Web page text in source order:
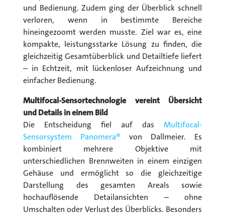
und Bedienung. Zudem ging der Überblick schnell
verloren, wenn in bestimmte Bereiche
hineingezoomt werden musste. Ziel war es, eine
kompakte, leistungsstarke Lösung zu finden, die
gleichzeitig Gesamtüberblick und Detailtiefe liefert
– in Echtzeit, mit lückenloser Aufzeichnung und
einfacher Bedienung.
Multifocal-Sensortechnologie vereint Übersicht
und Details in einem Bild
Die Entscheidung fiel auf das Multifocal-
Sensorsystem Panomera® von Dallmeier. Es
kombiniert mehrere Objektive mit
unterschiedlichen Brennweiten in einem einzigen
Gehäuse und ermöglicht so die gleichzeitige
Darstellung des gesamten Areals sowie
hochauflösende Detailansichten – ohne
Umschalten oder Verlust des Überblicks. Besonders